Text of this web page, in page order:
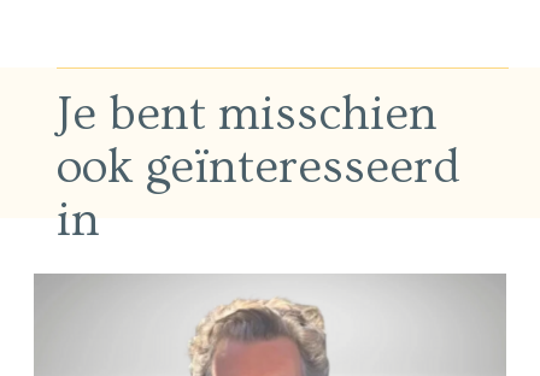
Je bent misschien
ook geïnteresseerd
in